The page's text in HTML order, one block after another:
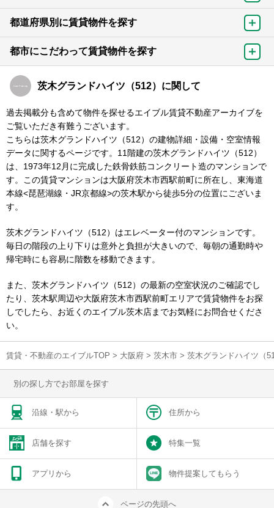
都道府県別に賃貸物件を探す
都市にこだわって賃貸物件を探す
茨木グランドハイツ（512）に関して
過去掲載分も含めて物件を探せるエイブル賃貸不動産アーカイブを
ご覧いただき有難うございます。
こちらは茨木グランドハイツ（512）の建物詳細・設備・空室情報
データに関するページです。11階建の茨木グランドハイツ（512）
は、1973年12月に完成した鉄骨鉄筋コンクリート造のマンションで
す。この賃貸マンションは大阪府茨木市西駅前町に所在し、東海道
本線<琵琶湖線・JR京都線>の茨木駅から徒歩5分の位置にございま
す。
茨木グランドハイツ（512）はエレベーター付のマンションです。
毎日の階段の上り下りは意外と負担が大きいので、毎朝の通勤時や
帰宅時にも容易に階数を移動できます。
また、茨木グランドハイツ（512）の最新の空室状況のご確認でし
たり、茨木駅周辺や大阪府茨木市西駅前町エリアで賃貸物件をお探
しでしたら、お近くのエイブル茨木店までお気軽にお問合せくださ
い。
賃貸・不動産のエイブルTOP > 大阪府 > 茨木市 > 茨木グランドハイツ（
別の探し方でお部屋を探す
沿線・駅から 住所から
店舗を探す 特集一覧
アプリから 物件提案してもらう
ページの先頭へ